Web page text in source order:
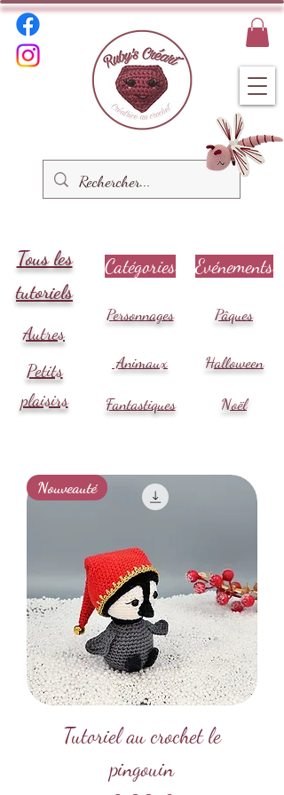
Tous les
tutoriels
Autres
Catégories Evénements
Personnages Pâques
Petits
plaisirs
Animaux Halloween
Fantastiques Noël
Nouveauté
Tutoriel au crochet le
pingouin